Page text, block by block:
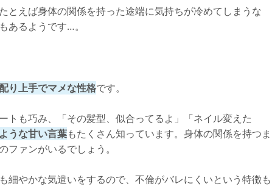
とえば身体の関係を持った途端に気持ちが冷めてしまうな
あるようです…。
り上手でマメな性格です。
トも巧み、「その髪型、似合ってるよ」「ネイル変えた
うな甘い言葉もたくさん知っています。身体の関係を持つま
ファンがいるでしょう。
細やかな気遣いをするので、不倫がバレにくいという特徴も